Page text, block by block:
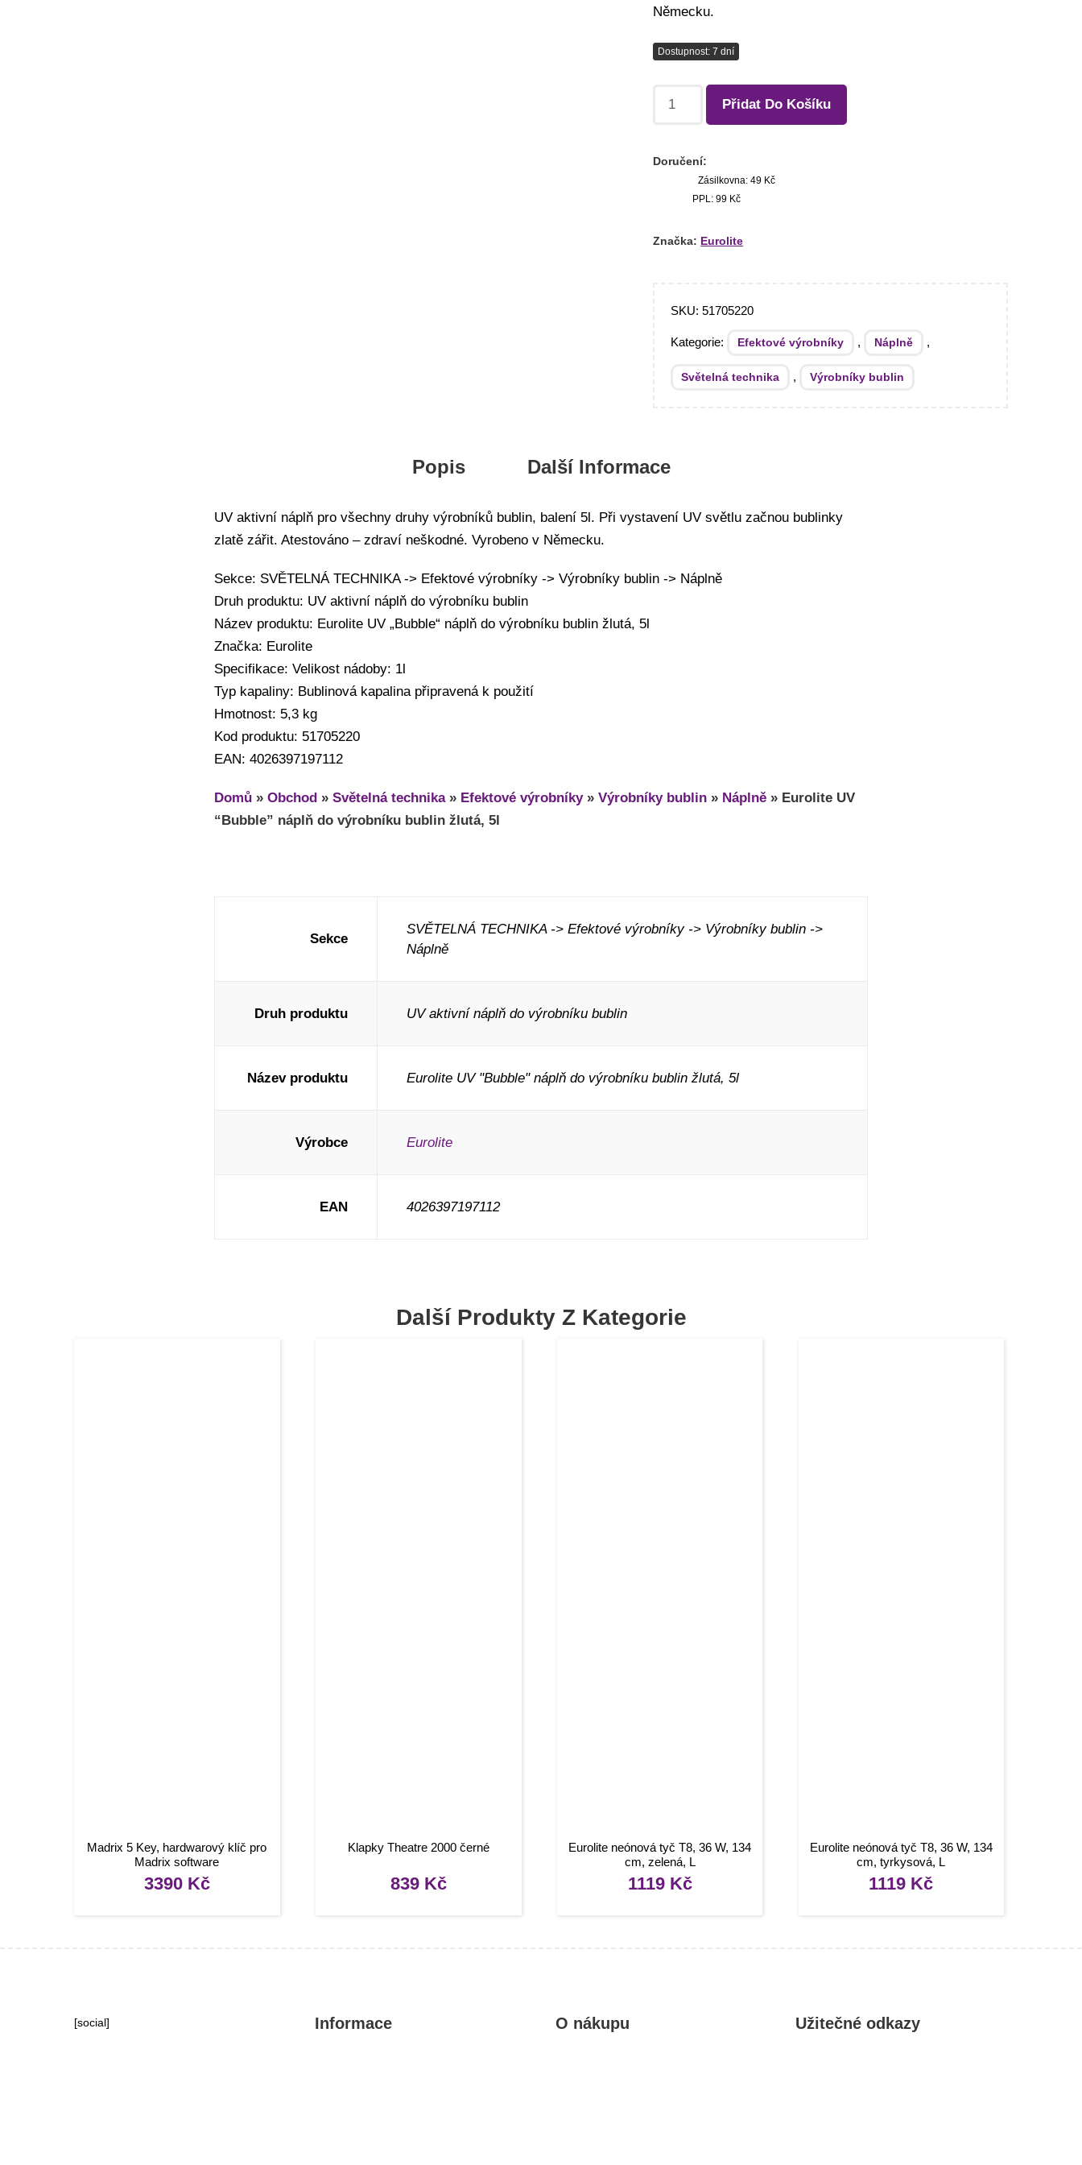
Německu.
Dostupnost: 7 dní
Přidat Do Košíku
Doručení:
Zásilkovna: 49 Kč
PPL: 99 Kč
Značka: Eurolite
SKU:51705220
Kategorie: Efektové výrobníky , Náplně ,
Světelná technika , Výrobníky bublin
Popis Další Informace
UV aktivní náplň pro všechny druhy výrobníků bublin, balení 5l. Při vystavení UV světlu začnou bublinky
zlatě zářit. Atestováno – zdraví neškodné. Vyrobeno v Německu.
Sekce: SVĚTELNÁ TECHNIKA -> Efektové výrobníky -> Výrobníky bublin -> Náplně
Druh produktu: UV aktivní náplň do výrobníku bublin
Název produktu: Eurolite UV „Bubble“ náplň do výrobníku bublin žlutá, 5l
Značka: Eurolite
Specifikace: Velikost nádoby: 1l
Typ kapaliny: Bublinová kapalina připravená k použití
Hmotnost: 5,3 kg
Kod produktu: 51705220
EAN: 4026397197112
Domů » Obchod » Světelná technika» Efektové výrobníky» Výrobníky bublin » Náplně » Eurolite UV
“Bubble” náplň do výrobníku bublin žlutá, 5l
Sekce
SVĚTELNÁ TECHNIKA -> Efektové výrobníky -> Výrobníky bublin ->
Náplně
Druh produktu UV aktivní náplň do výrobníku bublin
Název produktu Eurolite UV "Bubble" náplň do výrobníku bublin žlutá, 5l
Výrobce Eurolite
EAN 4026397197112
Další Produkty Z Kategorie
Madrix 5 Key, hardwarový klíč pro
Madrix software
3390 Kč
Klapky Theatre 2000 černé
839 Kč
Eurolite neónová tyč T8, 36 W, 134
cm, zelená, L
1119 Kč
Eurolite neónová tyč T8, 36 W, 134
cm, tyrkysová, L
1119 Kč
[social] Informace O nákupu Užitečné odkazy